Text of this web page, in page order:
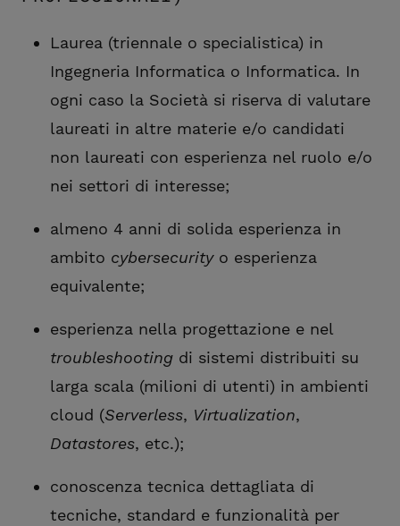
Laurea (triennale o specialistica) in
Ingegneria Informatica o Informatica. In
ogni caso la Società si riserva di valutare
laureati in altre materie e/o candidati
non laureati con esperienza nel ruolo e/o
nei settori di interesse;
almeno 4 anni di solida esperienza in
ambito cybersecurityo esperienza
equivalente;
esperienza nella progettazione e nel
troubleshooting di sistemi distribuiti su
larga scala (milioni di utenti) in ambienti
cloud (Serverless, Virtualization,
Datastores, etc.);
conoscenza tecnica dettagliata di
tecniche, standard e funzionalità per